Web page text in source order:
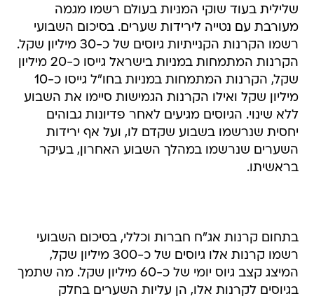
שלילית בעוד שוקי המניות בעולם רשמו מגמה
מעורבת עם נטייה לירידות שערים. בסיכום השבועי
רשמו הקרנות הקנייתיות גיוסים של כ-30 מיליון שקל.
הקרנות המתמחות במניות בישראל גייסו כ-20 מיליון
שקל, הקרנות המתמחות במניות בחו"ל גייסו כ-10
מיליון שקל ואילו הקרנות הגמישות סיימו את השבוע
ללא שינוי. הגיוסים מגיעים לאחר פדיונות גבוהים
יחסית שנרשמו בשבוע שקדם לו, ועל אף ירידות
השערים שנרשמו במהלך השבוע האחרון, בעיקר
בראשיתו.
בתחום קרנות אג"ח חברות וכללי, בסיכום השבועי
רשמו קרנות אלו גיוסים של כ-300 מיליון שקל,
המיצג קצב גיוס יומי של כ-60 מיליון שקל. מה שתמך
בגיוסים לקרנות אלו, הן עליות השערים בחלק